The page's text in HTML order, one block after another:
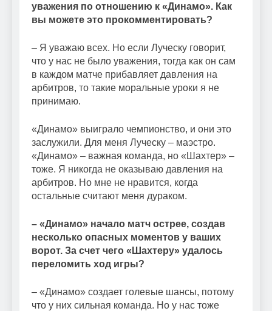
уважения по отношению к «Динамо». Как
вы можете это прокомментировать?
– Я уважаю всех. Но если Луческу говорит,
что у нас не было уважения, тогда как он сам
в каждом матче прибавляет давления на
арбитров, то такие моральные уроки я не
принимаю.
«Динамо» выиграло чемпионство, и они это
заслужили. Для меня Луческу – маэстро.
«Динамо» – важная команда, но «Шахтер» –
тоже. Я никогда не оказываю давления на
арбитров. Но мне не нравится, когда
остальные считают меня дураком.
– «Динамо» начало матч острее, создав
несколько опасных моментов у ваших
ворот. За счет чего «Шахтеру» удалось
переломить ход игры?
– «Динамо» создает голевые шансы, потому
что у них сильная команда. Но у нас тоже